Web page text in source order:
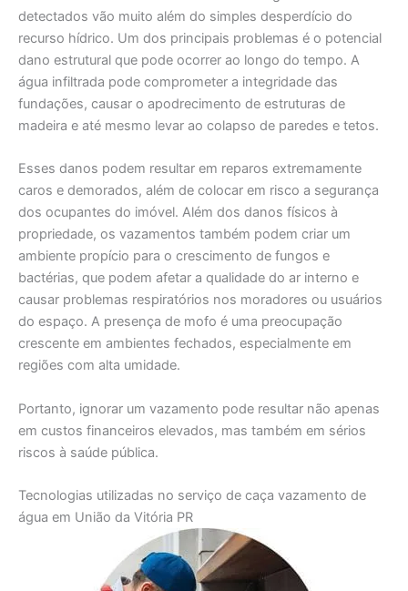
detectados vão muito além do simples desperdício do
recurso hídrico. Um dos principais problemas é o potencial
dano estrutural que pode ocorrer ao longo do tempo. A
água infiltrada pode comprometer a integridade das
fundações, causar o apodrecimento de estruturas de
madeira e até mesmo levar ao colapso de paredes e tetos.
Esses danos podem resultar em reparos extremamente
caros e demorados, além de colocar em risco a segurança
dos ocupantes do imóvel. Além dos danos físicos à
propriedade, os vazamentos também podem criar um
ambiente propício para o crescimento de fungos e
bactérias, que podem afetar a qualidade do ar interno e
causar problemas respiratórios nos moradores ou usuários
do espaço. A presença de mofo é uma preocupação
crescente em ambientes fechados, especialmente em
regiões com alta umidade.
Portanto, ignorar um vazamento pode resultar não apenas
em custos financeiros elevados, mas também em sérios
riscos à saúde pública.
Tecnologias utilizadas no serviço de caça vazamento de
água em União da Vitória PR